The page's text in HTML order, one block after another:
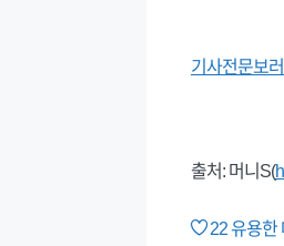
기사전문보러
출처: 머니S(
22유용한